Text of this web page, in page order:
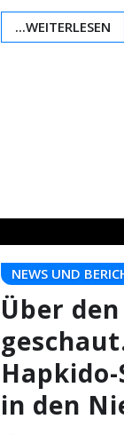
...WEITERLESEN
NEWS UND
Über
in den